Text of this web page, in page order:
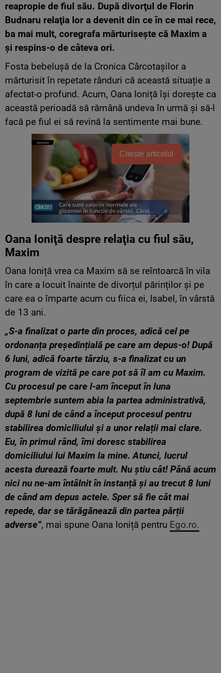
reapropie de fiul său. După divorţul de Florin
Budnaru relaţia lor a devenit din ce în ce mai rece,
ba mai mult, coregrafa mărturiseşte că Maxim a
şi respins-o de câteva ori.
Fosta bebeluşă de la Cronica Cârcotaşilor a
mărturisit în repetate rânduri că această situație a
afectat-o profund. Acum, Oana Ioniță își dorește ca
această perioadă să rămână undeva în urmă şi să-l
facă pe fiul ei să revină la sentimente mai bune.
Citește articolul
Oana Ioniţă despre relaţia cu fiul său,
Maxim
Oana Ioniță vrea ca Maxim să se reîntoarcă în vila
în care a locuit înainte de divorțul părinților și pe
care ea o împarte acum cu fiica ei, Isabel, în vârstă
de 13 ani.
„S-a finalizat o parte din proces, adică cel pe
ordonanța președințială pe care am depus-o! După
6 luni, adică foarte târziu, s-a finalizat cu un
program de vizită pe care pot să îl am cu Maxim.
Cu procesul pe care l-am început în luna
septembrie suntem abia la partea administrativă,
după 8 luni de când a început procesul pentru
stabilirea domiciliului și a unor relații mai clare.
Eu, în primul rând, îmi doresc stabilirea
domiciliului lui Maxim la mine. Atunci, lucrul
acesta durează foarte mult. Nu știu cât! Până acum
nici nu ne-am întâlnit în instanță și au trecut 8 luni
de când am depus actele. Sper să fie cât mai
repede, dar se tărăgănează din partea părții
adverse”, mai spune Oana Ioniță pentru Ego.ro.